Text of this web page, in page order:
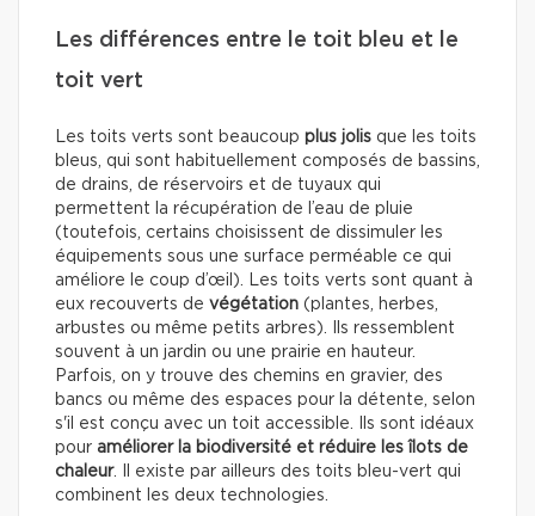
Les différences entre le toit bleu et le
toit vert
Les toits verts sont beaucoup plus jolis que les toits
bleus, qui sont habituellement composés de bassins,
de drains, de réservoirs et de tuyaux qui
permettent la récupération de l’eau de pluie
(toutefois, certains choisissent de dissimuler les
équipements sous une surface perméable ce qui
améliore le coup d’œil). Les toits verts sont quant à
eux recouverts de végétation (plantes, herbes,
arbustes ou même petits arbres). Ils ressemblent
souvent à un jardin ou une prairie en hauteur.
Parfois, on y trouve des chemins en gravier, des
bancs ou même des espaces pour la détente, selon
s'il est conçu avec un toit accessible. Ils sont idéaux
pour améliorer la biodiversité et réduire les îlots de
chaleur. Il existe par ailleurs des toits bleu-vert qui
combinent les deux technologies.